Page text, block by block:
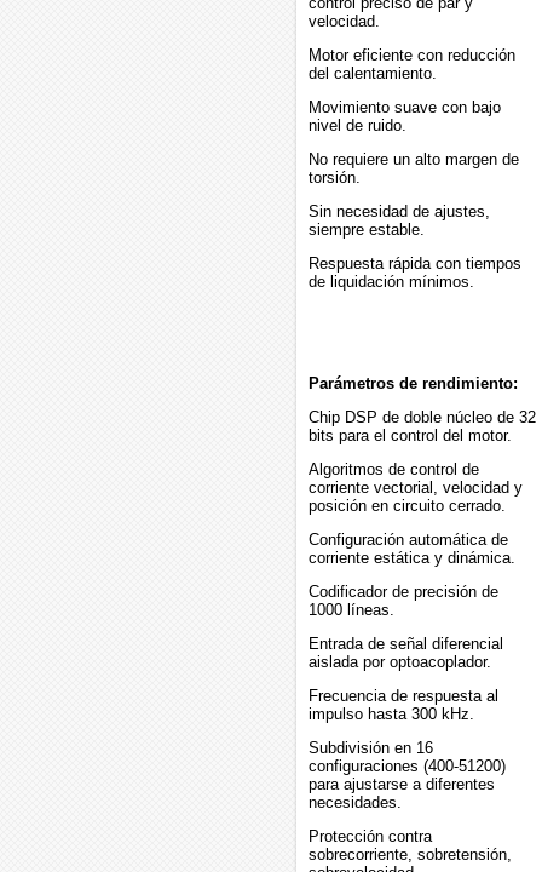
velocidad.
Motor eficiente con reducción
del calentamiento.
Movimiento suave con bajo
nivel de ruido.
No requiere un alto margen de
torsión.
Sin necesidad de ajustes,
siempre estable.
Respuesta rápida con tiempos
de liquidación mínimos.
Parámetros de rendimiento:
Chip DSP de doble núcleo de 32
bits para el control del motor.
Algoritmos de control de
corriente vectorial, velocidad y
posición en circuito cerrado.
Configuración automática de
corriente estática y dinámica.
Codificador de precisión de
1000 líneas.
Entrada de señal diferencial
aislada por optoacoplador.
Frecuencia de respuesta al
impulso hasta 300 kHz.
Subdivisión en 16
configuraciones (400-51200)
para ajustarse a diferentes
necesidades.
Protección contra
sobrecorriente, sobretensión,